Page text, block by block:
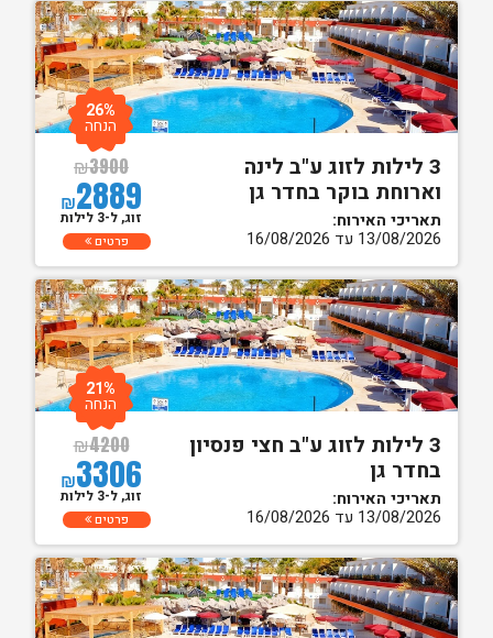
3 לילות לזוג ע"ב לינה
וארוחת בוקר בחדר גן
תאריכי האירוח:
13/08/2026 עד 16/08/2026
₪3900
₪2889
26%
הנחה
זוג, ל-3 לילות
פרטים
3 לילות לזוג ע"ב חצי פנסיון
בחדר גן
תאריכי האירוח:
13/08/2026 עד 16/08/2026
₪4200
₪3306
21%
הנחה
זוג, ל-3 לילות
פרטים